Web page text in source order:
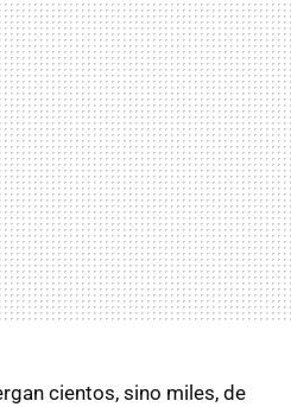
cientos, sino miles, de